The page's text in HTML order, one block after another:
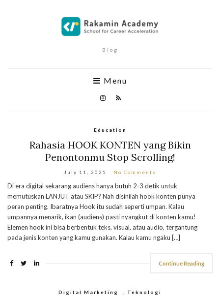
Blog
Menu
Education
Rahasia HOOK KONTEN yang Bikin
Penontonmu Stop Scrolling!
July 11, 2025 No Comments
Di era digital sekarang audiens hanya butuh 2-3 detik untuk
memutuskan LANJUT atau SKIP? Nah disinilah hook konten punya
peran penting. Ibaratnya Hook itu sudah seperti umpan. Kalau
umpannya menarik, ikan (audiens) pasti nyangkut di konten kamu!
Elemen hook ini bisa berbentuk teks, visual, atau audio, tergantung
pada jenis konten yang kamu gunakan. Kalau kamu ngaku […]
Continue Reading
Digital Marketing Teknologi